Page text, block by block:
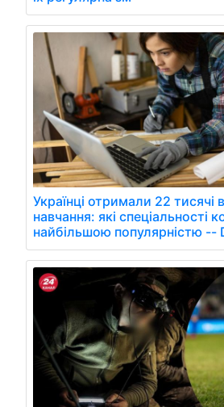
Українці отримали 22 тисячі
навчання: які спеціальності
найбільшою популярністю --